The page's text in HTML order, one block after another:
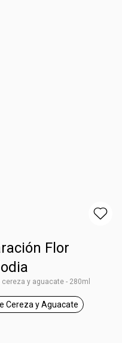
Flor
y aguacate - 280ml
general.tag Flor de
Cereza y Aguacate